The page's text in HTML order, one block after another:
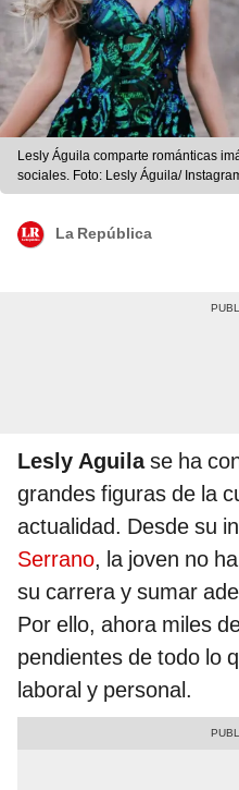
Lesly Águila comparte románticas
sociales. Foto: Lesly Águila/
La República
Lesly Aguilase ha
grandes figuras de la
actualidad. Desde su
Serrano, la joven no
su carrera y sumar
Por ello, ahora miles
pendientes de todo lo
laboral y personal.